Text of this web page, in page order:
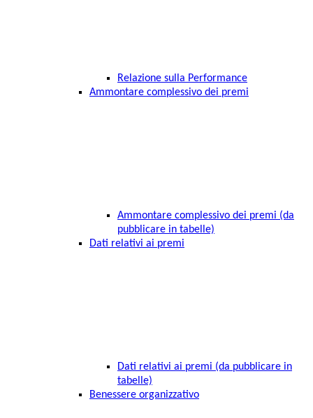
Relazione sulla Performance
Ammontare complessivo dei premi
Ammontare complessivo dei premi (da
pubblicare in tabelle)
Dati relativi ai premi
Dati relativi ai premi (da pubblicare in
tabelle)
Benessere organizzativo